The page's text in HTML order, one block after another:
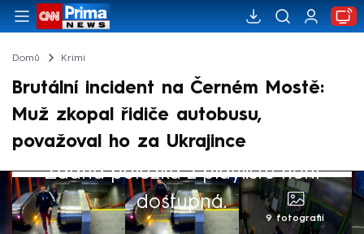
Domů Krimi
Brutální incident na Černém Mostě:
Muž zkopal řidiče autobusu,
považoval ho za Ukrajince
Žádná položka z playlistu není
dostupná.
9 fotografií